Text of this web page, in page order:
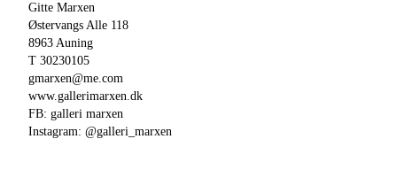
Gitte Marxen
Østervangs Alle 118
8963 Auning
T 30230105
gmarxen@me.com
www.gallerimarxen.dk
FB: galleri marxen
Instagram: @galleri_marxen